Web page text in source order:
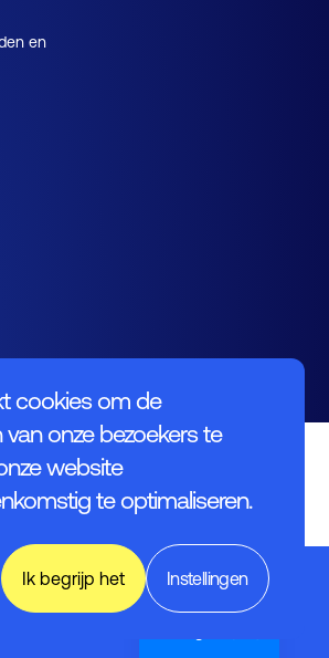
cookies om de
van onze bezoekers te
website
te optimaliseren.
Instellingen
Ik begrijp het
en